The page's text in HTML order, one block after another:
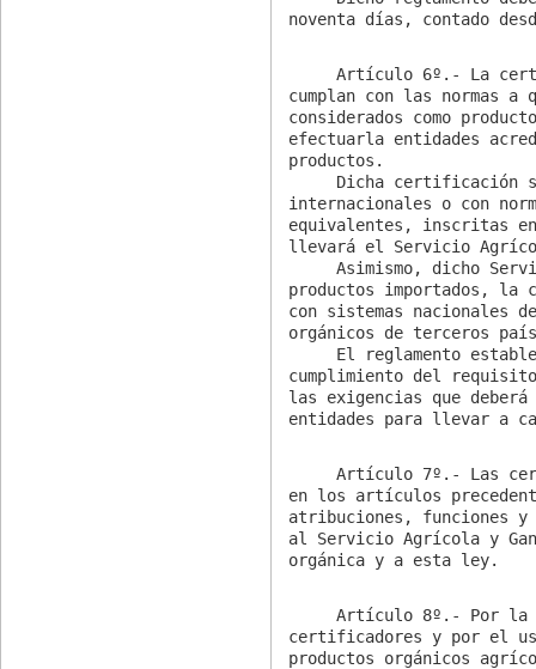
     Artículo 6º.- La certificación de los productos que
cumplan con las normas
considerados como
efectuarla entidades
productos.
internacionales o con
equivalentes, inscritas
llevará el Servicio
     Asimismo, dicho Servicio podrá reconocer, respecto de
productos importados, la
con sistemas nacionales
orgánicos de terceros
cumplimiento del
las exigencias que
entidades para llevar a
     Artículo 7º.- Las certificaciones que se establecen
en los artículos
atribuciones, funciones y
al Servicio Agrícola y
orgánica y a esta ley.
     Artículo 8º.- Por la inscripción en el registro de
certificadores y por el
productos orgánicos